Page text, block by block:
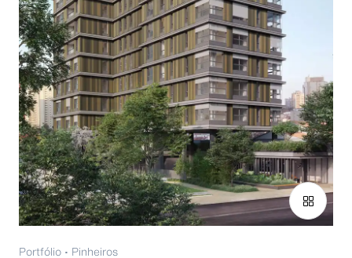
Portfólio • Pinheiros